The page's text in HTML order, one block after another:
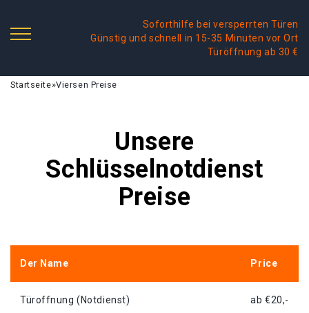
Soforthilfe bei versperrten Türen
Günstig und schnell in 15-35 Minuten vor Ort
Türöffnung ab 30 €
Startseite»Viersen Preise
Unsere
Schlüsselnotdienst
Preise
Der Name Price
Türoffnung (Notdienst) ab €20,-